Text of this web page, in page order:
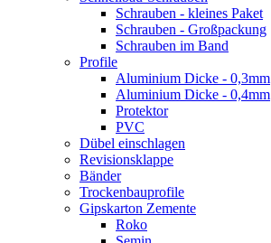
Schrauben - kleines Paket
Schrauben - Großpackung
Schrauben im Band
Profile
Aluminium Dicke - 0,3mm
Aluminium Dicke - 0,4mm
Protektor
PVC
Dübel einschlagen
Revisionsklappe
Bänder
Trockenbauprofile
Gipskarton Zemente
Roko